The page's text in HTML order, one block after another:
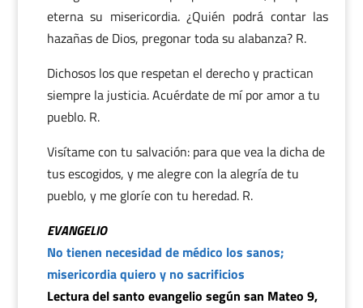
eterna su misericordia. ¿Quién podrá contar las
hazañas de Dios, pregonar toda su alabanza? R.
Dichosos los que respetan el derecho y practican
siempre la justicia. Acuérdate de mí por amor a tu
pueblo. R.
Visítame con tu salvación: para que vea la dicha de
tus escogidos, y me alegre con la alegría de tu
pueblo, y me gloríe con tu heredad. R.
EVANGELIO
No tienen necesidad de médico los sanos;
misericordia quiero y no sacrificios
Lectura del santo evangelio según san Mateo 9,